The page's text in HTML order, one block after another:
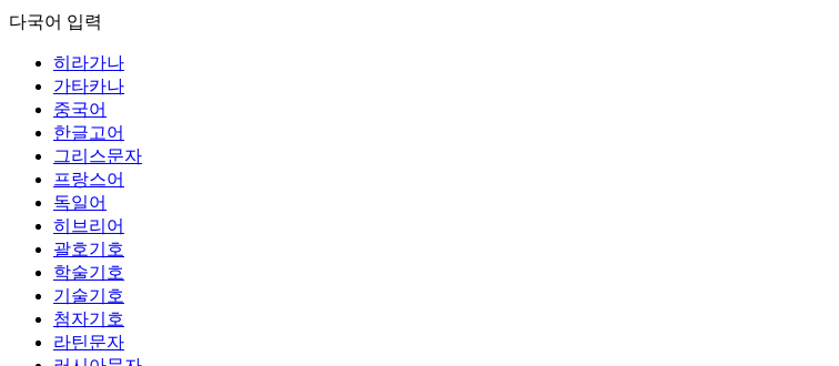
다국어 입력
히라가나
가타카나
중국어
한글고어
그리스문자
프랑스어
독일어
히브리어
괄호기호
학술기호
기술기호
첨자기호
라틴문자